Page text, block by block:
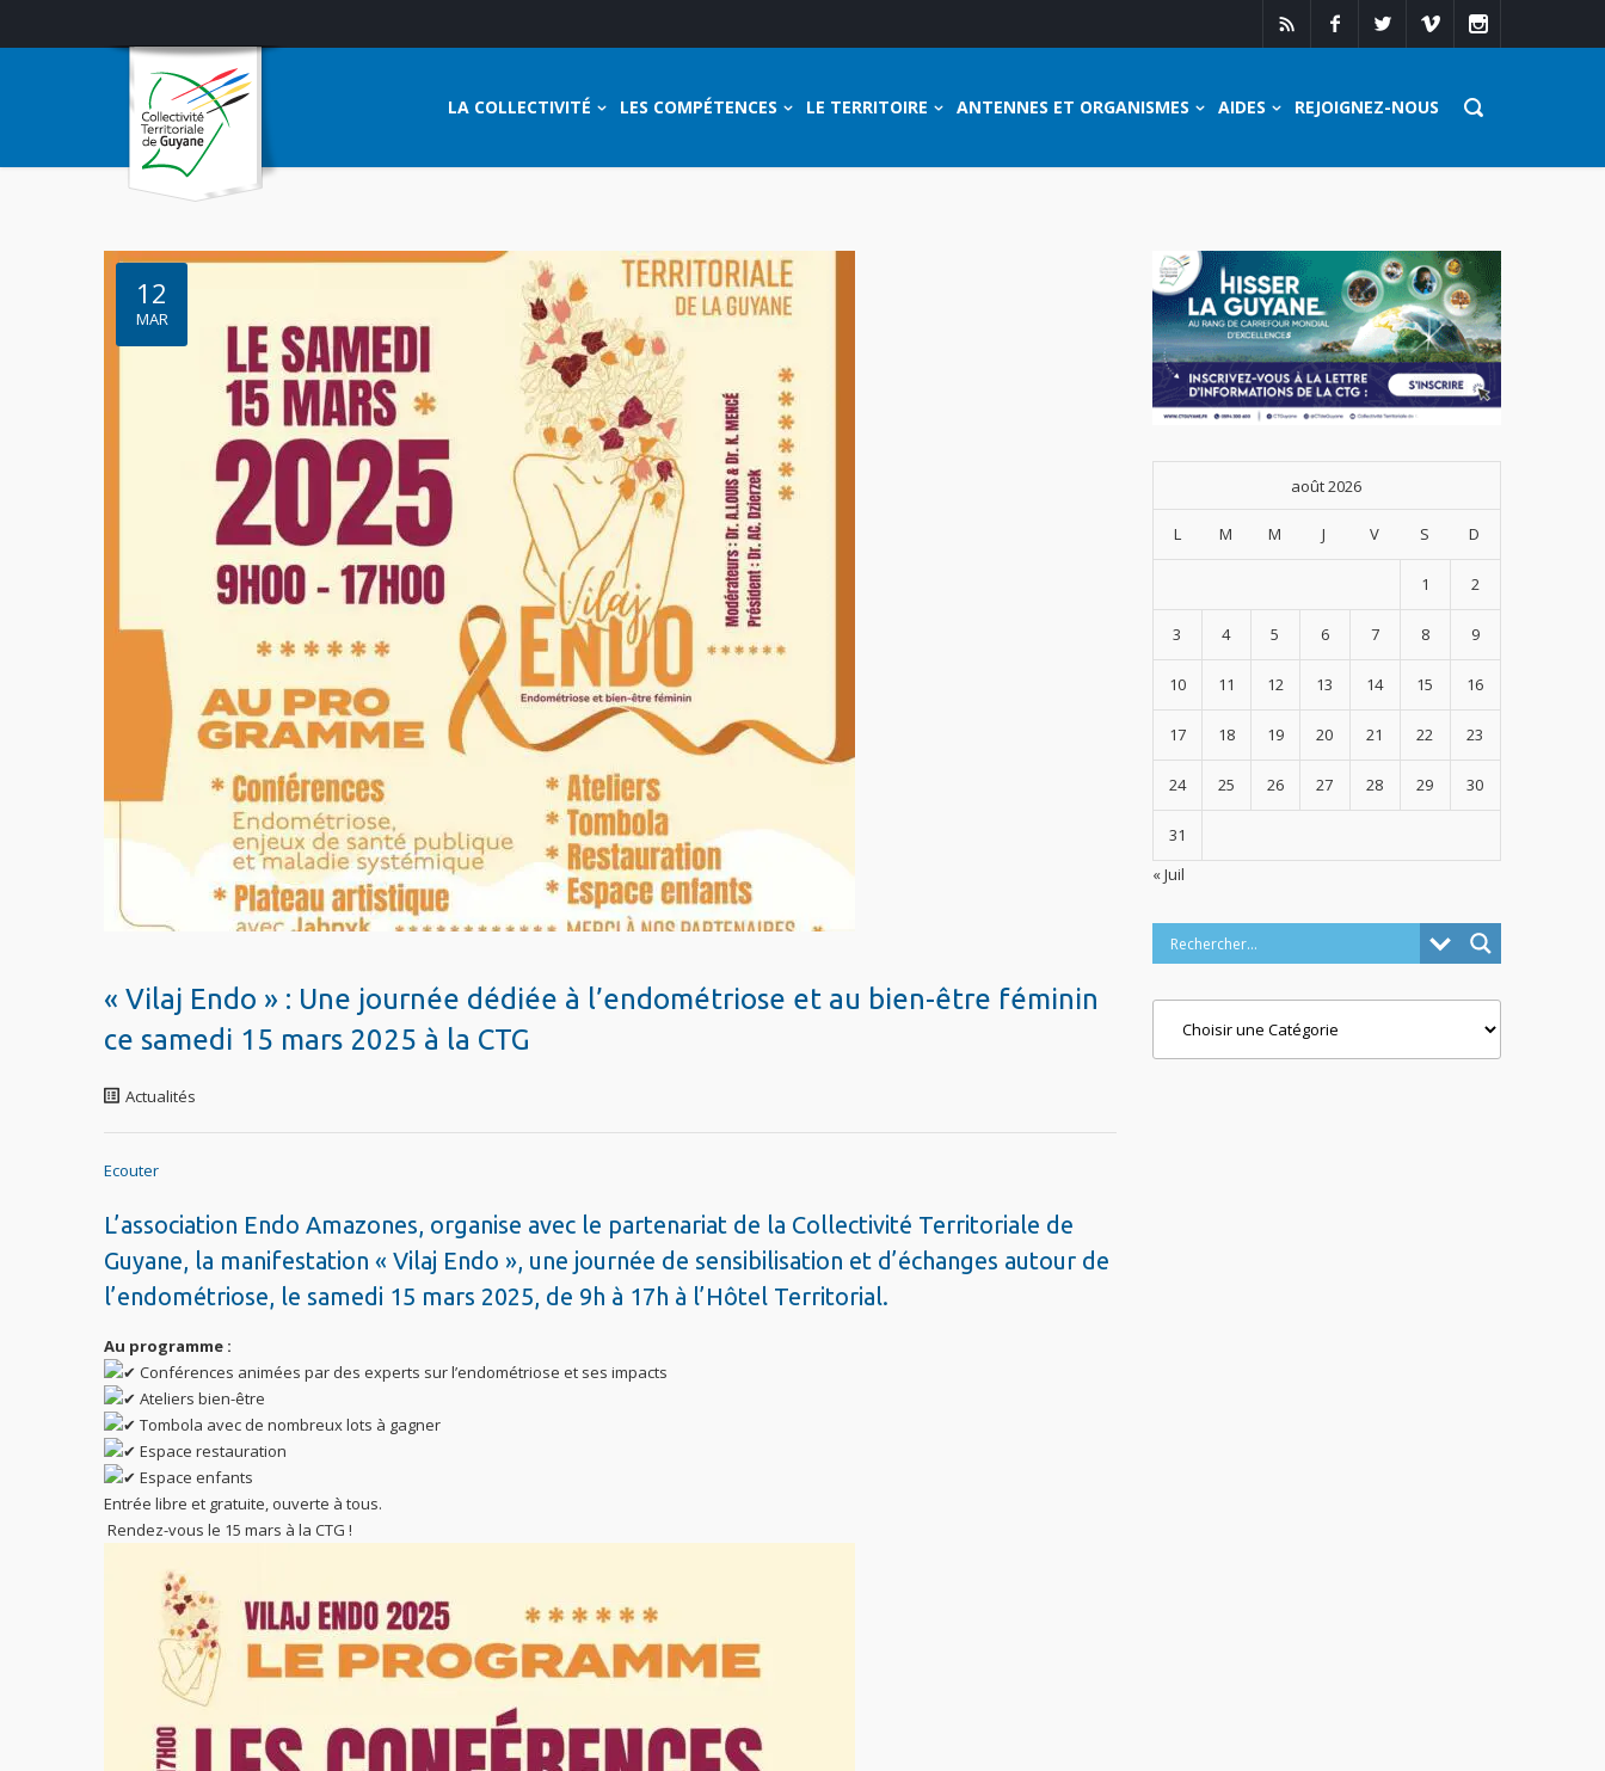
LA COLLECTIVITÉ LES COMPÉTENCES LE TERRITOIRE ANTENNES ET ORGANISMES AIDES REJOIGNEZ-NOUS
12
MAR
« Vilaj Endo » : Une journée dédiée à l’endométriose et au bien-être féminin
ce samedi 15 mars 2025 à la CTG
Actualités
Ecouter
L’association Endo Amazones, organise avec le partenariat de la Collectivité Territoriale de
Guyane, la manifestation « Vilaj Endo », une journée de sensibilisation et d’échanges autour de
l’endométriose, le samedi 15 mars 2025, de 9h à 17h à l’Hôtel Territorial.
Au programme :
Conférences animées par des experts sur l’endométriose et ses impacts
Ateliers bien-être
Tombola avec de nombreux lots à gagner
Espace restauration
Espace enfants
Entrée libre et gratuite, ouverte à tous.
Rendez-vous le 15 mars à la CTG !
août 2026
L M M J V S D
1 2
3 4 5 6 7 8 9
10 11 12 13 14 15 16
17 18 19 20 21 22 23
24 25 26 27 28 29 30
31
« Juil